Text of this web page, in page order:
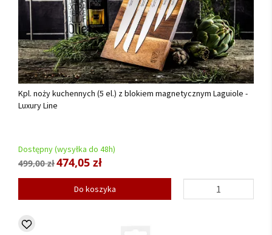
Kpl. noży kuchennych (5 el.) z blokiem magnetycznym Laguiole -
Luxury Line
Dostępny (wysyłka do 48h)
499,00 zł474,05 zł
Do koszyka